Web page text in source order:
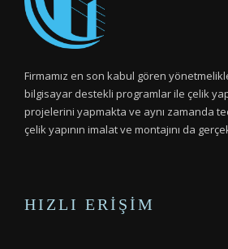
Firmamız en son kabul gören
bilgisayar destekli programlar ile çelik
projelerini yapmakta ve aynı zamanda
çelik yapının imalat ve montajını da
HIZLI ERIŞIM